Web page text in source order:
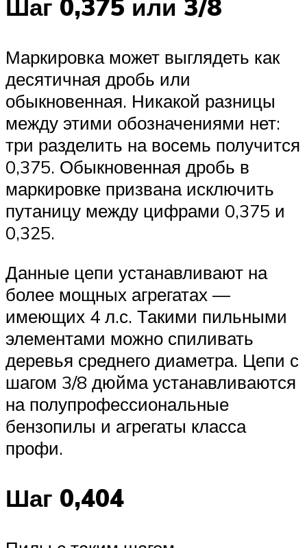
Шаг 0,375 или 3/8
Маркировка может выглядеть как
десятичная дробь или
обыкновенная. Никакой разницы
между этими обозначениями нет:
три разделить на восемь получится
0,375. Обыкновенная дробь в
маркировке призвана исключить
путаницу между цифрами 0,375 и
0,325.
Данные цепи устанавливают на
более мощных агрегатах —
имеющих 4 л.с. Такими пильными
элементами можно спиливать
деревья среднего диаметра. Цепи с
шагом 3/8 дюйма устанавливаются
на полупрофессиональные
бензопилы и агрегаты класса
профи.
Шаг 0,404